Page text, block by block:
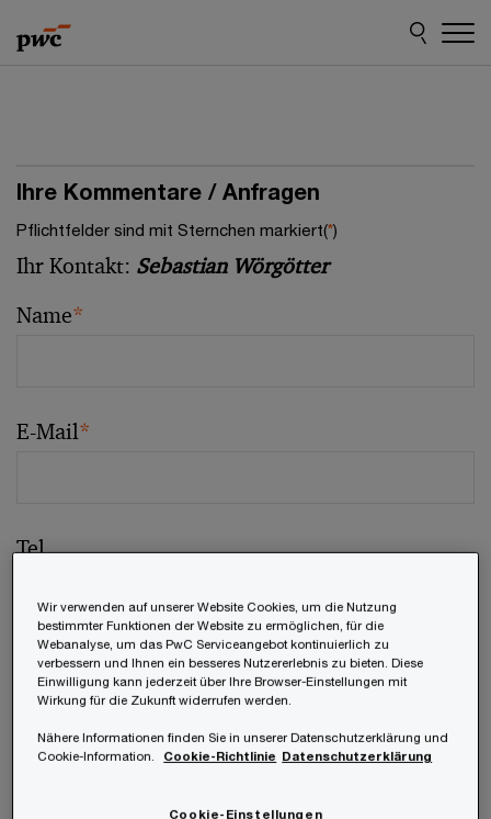
to
content
to
footer
Ihre Kommentare / Anfragen
Pflichtfelder sind mit Sternchen markiert(*)
Ihr Kontakt: Sebastian Wörgötter
Name*
E-Mail*
Tel.
Unternehmen
Wir verwenden auf unserer Website Cookies, um die Nutzung
bestimmter Funktionen der Website zu ermöglichen, für die
Webanalyse, um das PwC Serviceangebot kontinuierlich zu
verbessern und Ihnen ein besseres Nutzererlebnis zu bieten. Diese
Einwilligung kann jederzeit über Ihre Browser-Einstellungen mit
Wirkung für die Zukunft widerrufen werden.
Nähere Informationen finden Sie in unserer Datenschutzerklärung und
Cookie-Information.
Cookie-Richtlinie Datenschutzerklärung
Cookie-Einstellungen